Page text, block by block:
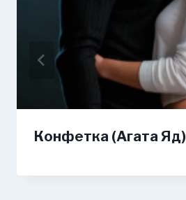
Конфетка (Агата Яд)